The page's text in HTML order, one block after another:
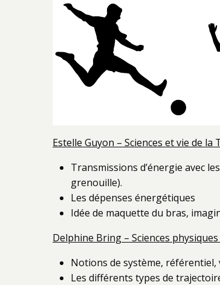
Estelle Guyon – Sciences et vie de la
Transmissions d’énergie avec
grenouille).
Les dépenses énergétiques
Idée de maquette du bras,
Delphine Bring – Sciences physiques
Notions de système,
Les différents types de